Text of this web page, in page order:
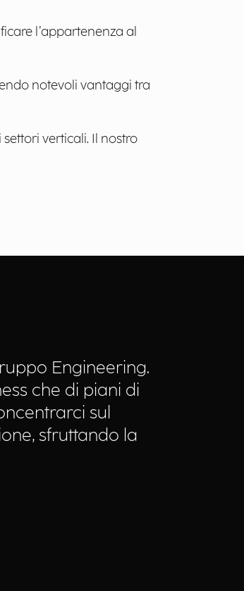
l’appartenenza al
notevoli vantaggi tra
verticali. Il nostro
Engineering.
che di piani di
sul
sfruttando la